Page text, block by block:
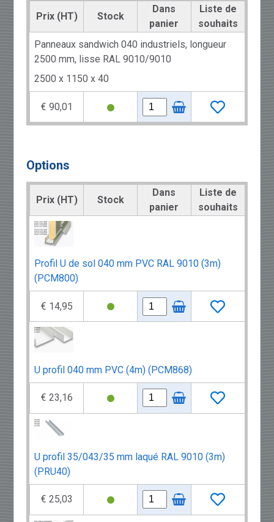
Prix (HT) Stock
Dans
panier
Liste de
souhaits
Panneaux sandwich 040 industriels, longueur
2500 mm, lisse RAL 9010/9010
2500 x 1150 x 40
€ 90,01
Options
Prix (HT) Stock
Dans
panier
Liste de
souhaits
Profil U de sol 040 mm PVC RAL 9010 (3m)
(PCM800)
€ 14,95
U profil 040 mm PVC (4m) (PCM868)
€ 23,16
U profil 35/043/35 mm laqué RAL 9010 (3m)
(PRU40)
€ 25,03